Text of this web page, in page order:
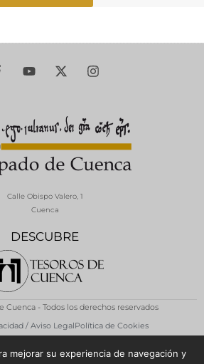
DESCUBRE
Calle Obispo Valero, 1
Cuenca
Cuenca - Todos los derechos reservados
/ Aviso LegalPolítica de Cookies
mejorar su experiencia de navegación y